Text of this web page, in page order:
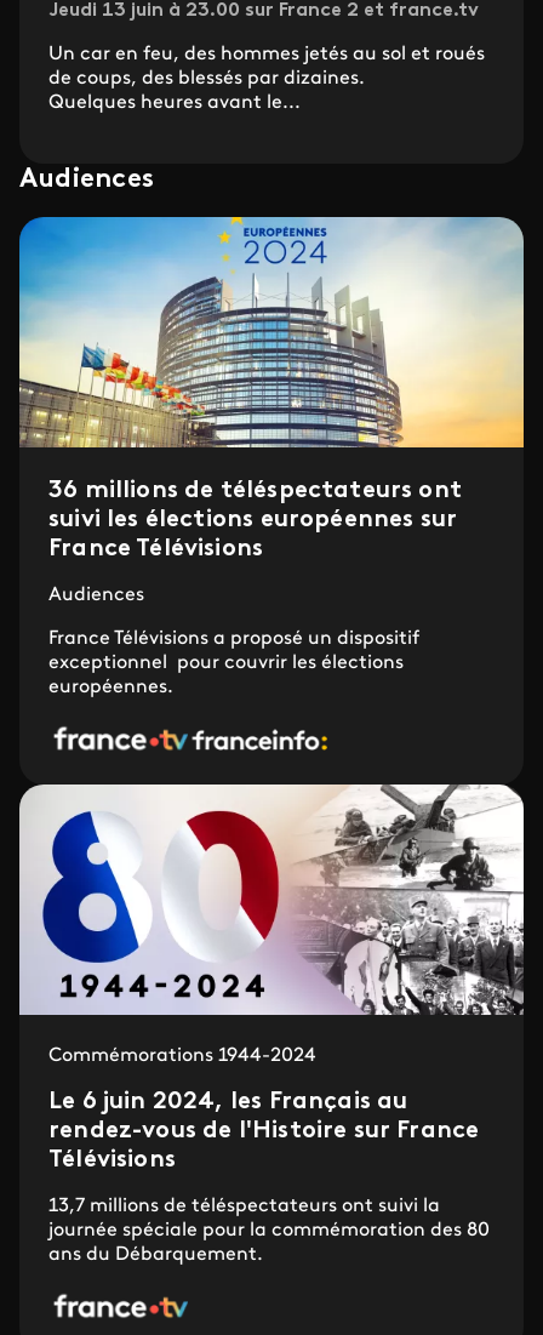
Jeudi 13 juin à 23.00 sur France 2 et france.tv
Un car en feu, des hommes jetés au sol et roués
de coups, des blessés par dizaines.
Quelques heures avant le...
Audiences
36 millions de téléspectateurs ont
suivi les élections européennes sur
France Télévisions
Audiences
France Télévisions a proposé un dispositif
exceptionnel pour couvrir les élections
européennes.
Commémorations 1944-2024
Le 6 juin 2024, les Français au
rendez-vous de l'Histoire sur France
Télévisions
13,7 millions de téléspectateurs ont suivi la
journée spéciale pour la commémoration des 80
ans du Débarquement.